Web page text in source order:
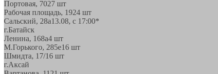
Портовая, 7027 шт
Рабочая площадь, 1924 шт
Сальский, 28a13.08, с 17:00*
г.Батайск
Ленина, 168а4 шт
М.Горького, 285е16 шт
Шмидта, 17/16 шт
г.Аксай